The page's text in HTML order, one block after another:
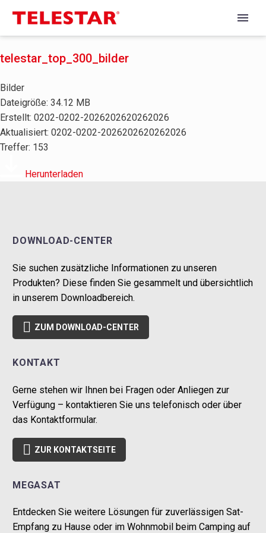
telestar_top_300_bilder
Bilder
Dateigröße: 34.12 MB
Erstellt: 0202-0202-2026202620262026
Aktualisiert: 0202-0202-2026202620262026
Treffer: 153
Herunterladen
DOWNLOAD-CENTER
Sie suchen zusätzliche Informationen zu unseren
Produkten? Diese finden Sie gesammelt und übersichtlich
in unserem Downloadbereich.
 ZUM DOWNLOAD-CENTER
KONTAKT
Gerne stehen wir Ihnen bei Fragen oder Anliegen zur
Verfügung – kontaktieren Sie uns telefonisch oder über
das Kontaktformular.
 ZUR KONTAKTSEITE
MEGASAT
Entdecken Sie weitere Lösungen für zuverlässigen Sat-
Empfang zu Hause oder im Wohnmobil beim Camping auf